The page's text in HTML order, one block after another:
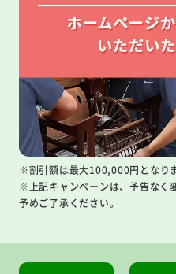
※割引額は最大100,000円となり
※上記キャンペーンは、予告なく
予めご了承ください。